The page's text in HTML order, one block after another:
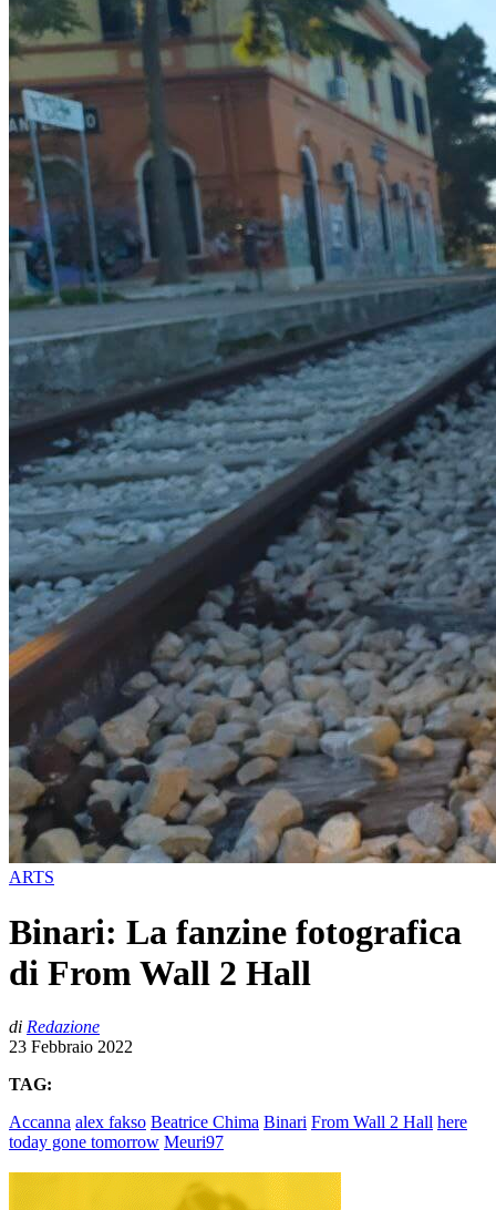
ARTS
Binari: La fanzine fotografica
di From Wall 2 Hall
di Redazione
23 Febbraio 2022
TAG:
Accanna alex fakso Beatrice Chima Binari From Wall 2 Hall here
today gone tomorrow Meuri97